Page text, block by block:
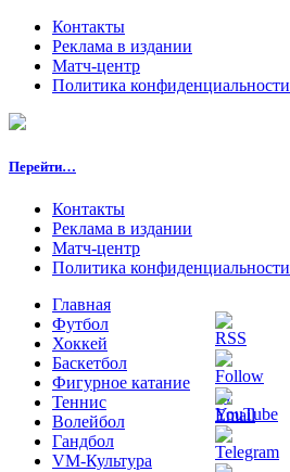
Контакты
Реклама в издании
Матч-центр
Политика
Перейти…
Контакты
Реклама в издании
Матч-центр
Политика
Главная
Футбол
Хоккей
Баскетбол
Фигурное катание
Теннис
Волейбол
Гандбол
VM-Культура